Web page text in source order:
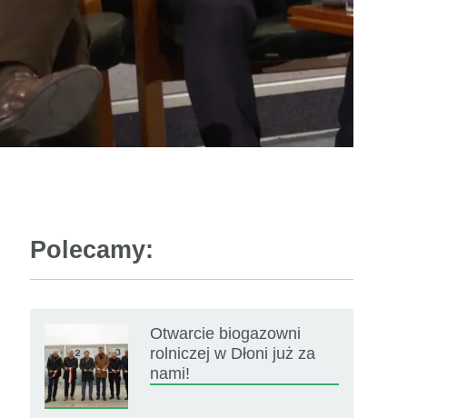
Polecamy:
Otwarcie biogazowni
rolniczej w Dłoni już za
nami!